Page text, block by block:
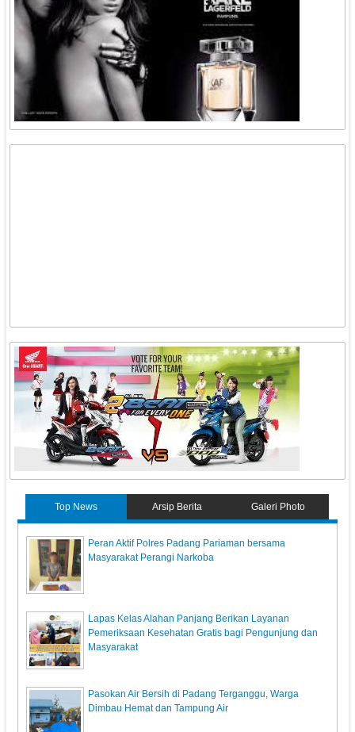
Top News Arsip Berita Galeri Photo
Peran Aktif Polres Padang Pariaman bersama
Masyarakat Perangi Narkoba
Lapas Kelas Alahan Panjang Berikan Layanan
Pemeriksaan Kesehatan Gratis bagi Pengunjung dan
Masyarakat
Pasokan Air Bersih di Padang Terganggu, Warga
Dimbau Hemat dan Tampung Air